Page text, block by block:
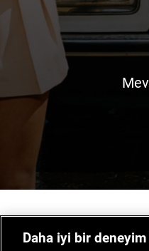
Daha iyi bir